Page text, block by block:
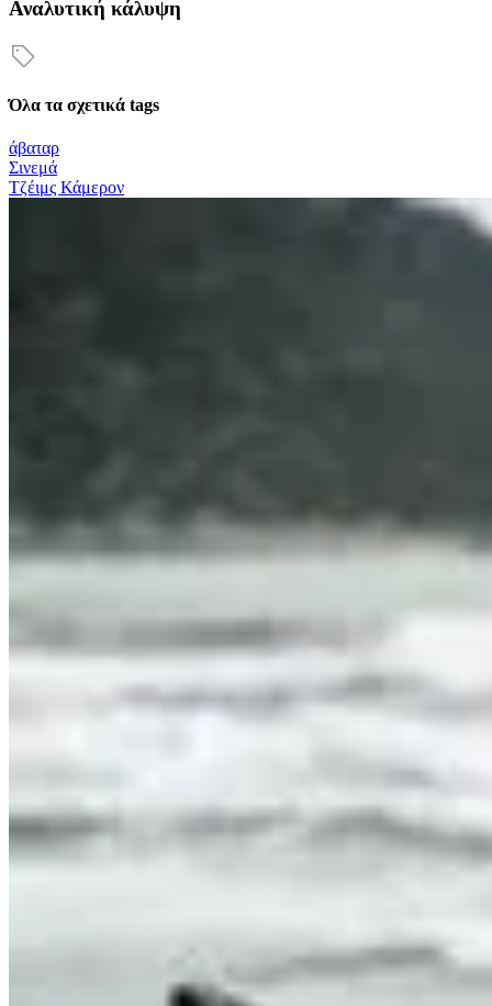
Αναλυτική κάλυψη
Όλα τα σχετικά tags
άβαταρ
Σινεμά
Τζέιμς Κάμερον